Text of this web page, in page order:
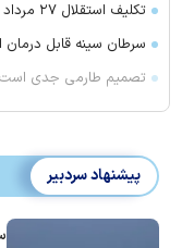
تکلیف استقلال ۲۷ مرداد یکسره می‌شود!
سرطان سینه قابل
تصمیم طارمی جدی
پیشنهاد سردبیر